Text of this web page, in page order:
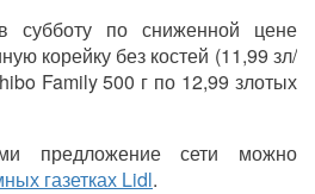
субботу по сниженной цене
корейку без костей (11,99 зл/
Family 500 г по 12,99 злотых
предложение сети можно
газетках Lidl.